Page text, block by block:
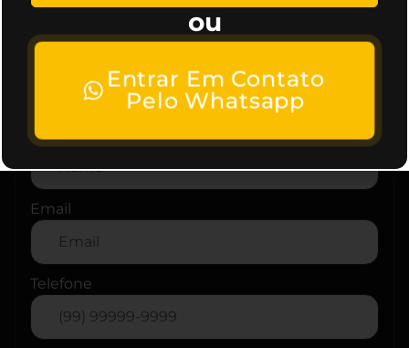
Estamos ansiosos para trabalhar com você, entre
em contato com nossa agência e marque uma
Name
Email
Telefone
ou
Entrar Em Contato
Pelo Whatsapp